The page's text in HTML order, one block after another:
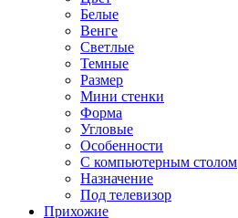
Белые
Венге
Светлые
Темные
Размер
Мини стенки
Форма
Угловые
Особенности
С компьютерным столом
Назначение
Под телевизор
Прихожие